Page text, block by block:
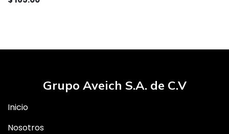
Grupo Aveich S.A. de C.V
Inicio
Nosotros